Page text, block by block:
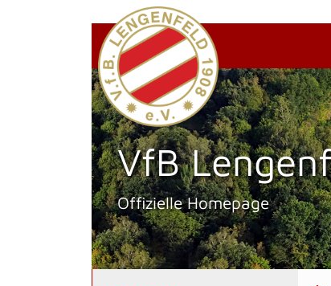
VfB
Offizielle Homepage